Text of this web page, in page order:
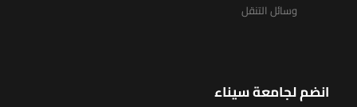
وسائل التنقل
انضم لجامعة سيناء